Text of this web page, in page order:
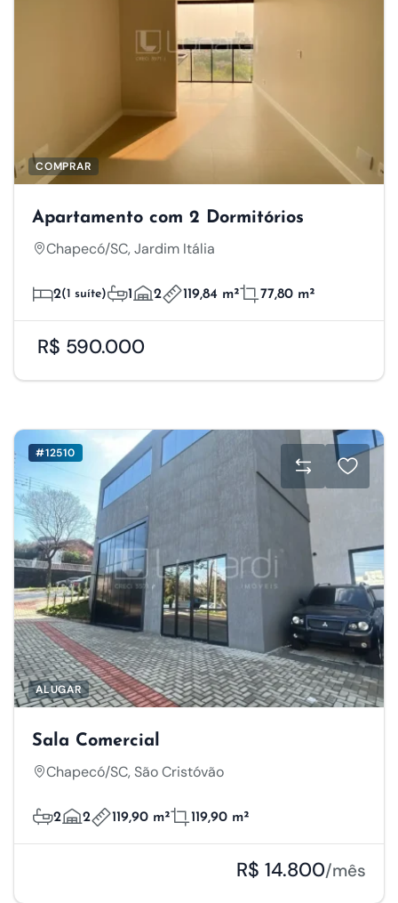
COMPRAR
Apartamento com 2 Dormitórios
Chapecó/SC, Jardim Itália
2(1 suíte) 1 2 119,84 m² 77,80 m²
R$ 590.000
#12510
ALUGAR
Sala Comercial
Chapecó/SC, São Cristóvão
2 2 119,90 m² 119,90 m²
R$ 14.800/mês